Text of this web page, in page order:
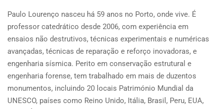
Paulo Lourenço nasceu há 59 anos no Porto, onde vive. É
professor catedrático desde 2006, com experiência em
ensaios não destrutivos, técnicas experimentais e numéricas
avançadas, técnicas de reparação e reforço inovadoras, e
engenharia sísmica. Perito em conservação estrutural e
engenharia forense, tem trabalhado em mais de duzentos
monumentos, incluindo 20 locais Património Mundial da
UNESCO, países como Reino Unido, Itália, Brasil, Peru, EUA,